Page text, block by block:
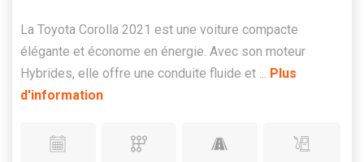
La Toyota Corolla 2021 est une voiture compacte
élégante et économe en énergie. Avec son moteur
Hybrides, elle offre une conduite fluide et ... Plus
d'information